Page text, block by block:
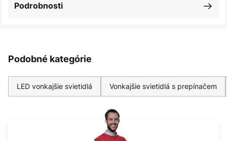
Podrobnosti
Podobné kategórie
LED vonkajšie svietidlá Vonkajšie svietidlá s prepínačem